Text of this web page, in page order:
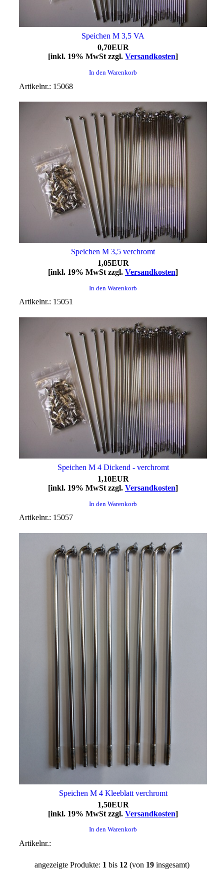
Speichen M 3,5 VA
0,70EUR
[inkl. 19% MwSt zzgl. Versandkosten]
In den Warenkorb
Artikelnr.: 15068
Speichen M 3,5 verchromt
1,05EUR
[inkl. 19% MwSt zzgl. Versandkosten]
In den Warenkorb
Artikelnr.: 15051
Speichen M 4 Dickend - verchromt
1,10EUR
[inkl. 19% MwSt zzgl. Versandkosten]
In den Warenkorb
Artikelnr.: 15057
Speichen M 4 Kleeblatt verchromt
1,50EUR
[inkl. 19% MwSt zzgl. Versandkosten]
In den Warenkorb
Artikelnr.:
angezeigte Produkte: 1 bis 12 (von 19 insgesamt)